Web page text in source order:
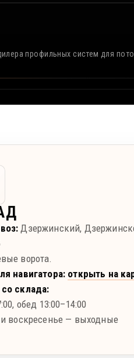
профильных систем для
Дзержинский,
ворота.
навигатора: открыть на
склада:
, обед 13:00–14:00
и воскресенье — выходные